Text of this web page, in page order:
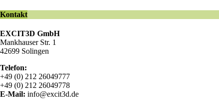
Kontakt
EXCIT3D GmbH
Mankhauser Str. 1
42699 Solingen
Telefon:
+49 (0) 212 26049777
+49 (0) 212 26049778
E-Mail: info@excit3d.de